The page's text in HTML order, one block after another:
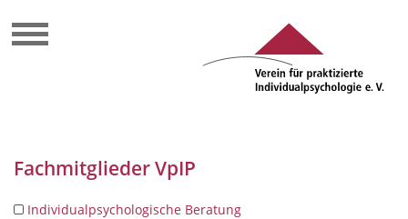
Fachmitglieder VpIP
Individualpsychologische Beratung